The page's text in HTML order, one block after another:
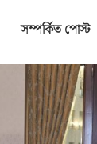
সম্পর্কিত পোস্ট